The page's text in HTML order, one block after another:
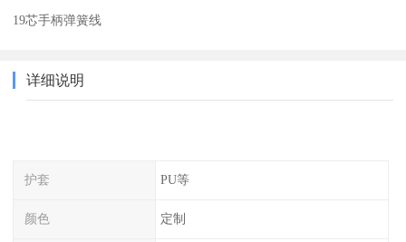
19芯手柄弹簧线
详细说明
护套 PU等
颜色 定制